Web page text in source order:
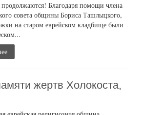
Благодаря помощи члена
совета общины Бориса Ташлыцкого,
на старом еврейском кладбище были
жертв Холокоста,